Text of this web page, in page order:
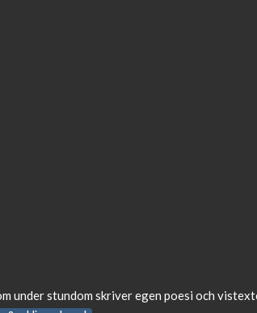
under stundom skriver egen poesi och